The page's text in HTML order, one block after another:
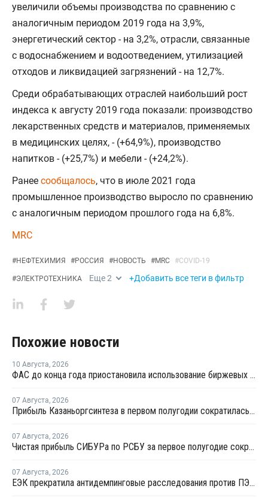
увеличили объемы производства по сравнению с
аналогичным периодом 2019 года на 3,9%,
энергетический сектор - на 3,2%, отрасли, связанные
с водоснабжением и водоотведением, утилизацией
отходов и ликвидацией загрязнений - на 12,7%.
Среди обрабатывающих отраслей наибольший рост
индекса к августу 2019 года показали: производство
лекарственных средств и материалов, применяемых
в медицинских целях, - (+64,9%), производство
напитков - (+25,7%) и мебели - (+24,2%).
Ранее сообщалось, что в июле 2021 года
промышленное производство выросло по сравнению
с аналогичным периодом прошлого года на 6,8%.
MRC
#НЕФТЕХИМИЯ #РОССИЯ #НОВОСТЬ #MRC #COVID-19
#ЭЛЕКТРОТЕХНИКА Еще2 +Добавить все теги в фильтр
Похожие новости
10 Августа, 2026
ФАС до конца года приостановила использование биржевых индексов при госзакупках топлива
07 Августа, 2026
Прибыль Казаньоргсинтеза в первом полугодии сократилась более чем в 2 раза
07 Августа, 2026
Чистая прибыль СИБУРа по РСБУ за первое полугодие сократилась в 3,6 раза
07 Августа, 2026
ЕЭК прекратила антидемпинговые расследования против ПЭ и ПП из Азербайджана и Туркменистана